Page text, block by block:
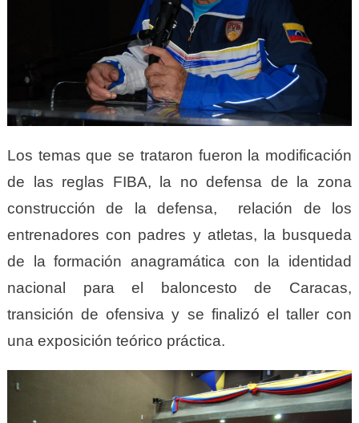
Los temas que se trataron fueron la modificación
de las reglas FIBA, la no defensa de la zona
construcción de la defensa, relación de los
entrenadores con padres y atletas, la busqueda
de la formación anagramática con la identidad
nacional para el baloncesto de Caracas,
transición de ofensiva y se finalizó el taller con
una exposición teórico práctica.